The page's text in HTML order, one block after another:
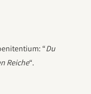
“Du
Reiche“.